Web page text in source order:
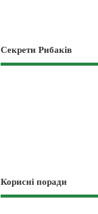
Секрети Рибаків
Корисні поради